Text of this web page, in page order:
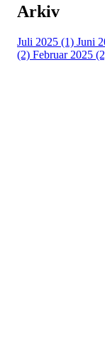
Arkiv
Juli 2025 (1) Juni
(2) Februar 2025